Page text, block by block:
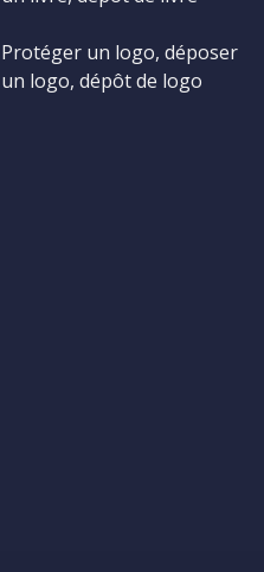
Protéger un logo, déposer
un logo, dépôt de logo